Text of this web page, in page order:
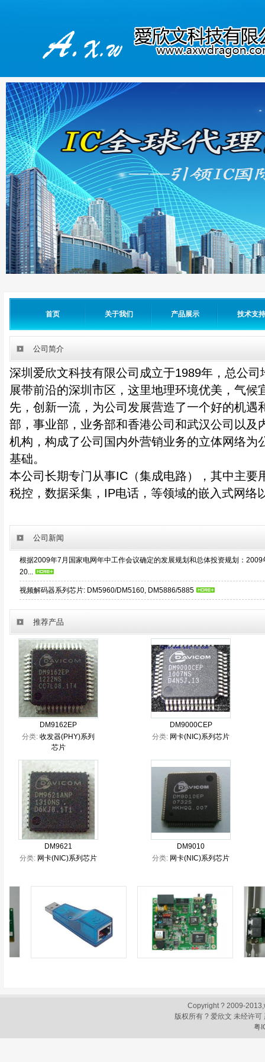
首页 关于我们 产品展示 技术支持
公司简介
深圳爱欣文科技有限公司成立于1989年，总公
展带前沿的深圳市区，这里地理环境优美，气候
先，创新一流，为公司发展营造了一个好的机遇
部，事业部，业务部和香港公司和武汉公司以及
机构，构成了公司国内外营销业务的立体网络为
基础。
本公司长期专门从事IC（集成电路），其中主要
税控，数据采集，IP电话，等领域的嵌入式网
公司新闻
根据2009年7月国家电网年中工作会议确定的发展规划和总体投资规划：
20...
视频解码器系列芯片: DM5960/DM5160, DM5886/5885
推荐产品
DM9162EP
分类: 收发器(PHY)系列
芯片
DM9000CEP
分类: 网卡(NIC)系列芯片
DM9621
分类: 网卡(NIC)系列芯片
DM9010
分类: 网卡(NIC)系列芯片
Copyright ? 2009-
版权所有 ? 爱欣文 未经许
粤